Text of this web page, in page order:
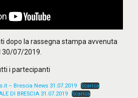
dopo la rassegna stampa avvenuta
30/07/2019.
i partecipanti
– Brescia News 31.07.2019
Scarica
DI BRESCIA 31.07.2019
Scarica